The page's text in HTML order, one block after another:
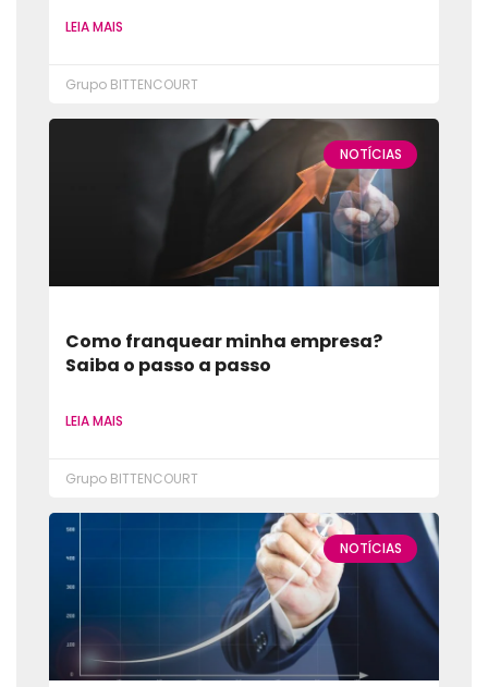
LEIA MAIS
Grupo BITTENCOURT
NOTÍCIAS
Como franquear minha empresa?
Saiba o passo a passo
LEIA MAIS
Grupo BITTENCOURT
NOTÍCIAS